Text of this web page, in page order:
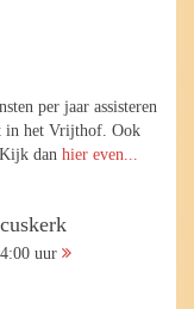
per jaar assisteren
in het Vrijthof. Ook
dan hier even...
uur